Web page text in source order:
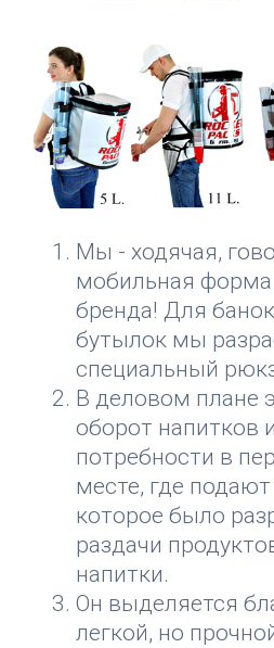
Мы - ходячая,
мобильная форма
бренда! Для
бутылок мы
специальный
В деловом плане
оборот напитков
потребности в
месте, где
которое было
раздачи
напитки.
Он выделяется
легкой, но